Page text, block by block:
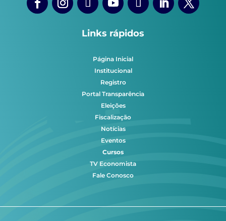
Links rápidos
Página Inicial
Institucional
Registro
Portal Transparência
Eleições
Fiscalização
Notícias
Eventos
Cursos
TV Economista
Fale Conosco